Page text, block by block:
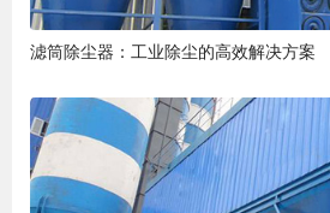
滤筒除尘器：工业除尘的高效解决方案